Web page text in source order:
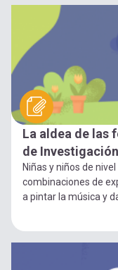
La aldea de las
de
Niñas y niños de
combinaciones de
a pintar la música y